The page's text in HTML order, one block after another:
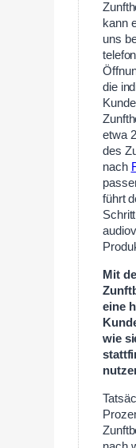
kann
uns
die
etwa
des
nach
führt
Mit
eine
wie